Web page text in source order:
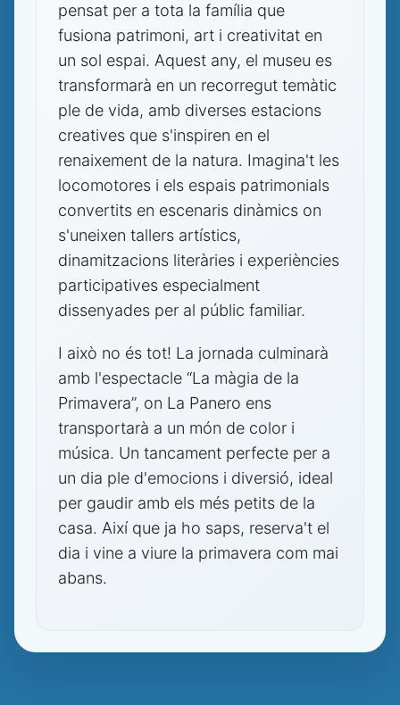
pensat per a tota la família que
fusiona patrimoni, art i creativitat en
un sol espai. Aquest any, el museu es
transformarà en un recorregut temàtic
ple de vida, amb diverses estacions
creatives que s'inspiren en el
renaixement de la natura. Imagina't les
locomotores i els espais patrimonials
convertits en escenaris dinàmics on
s'uneixen tallers artístics,
dinamitzacions literàries i experiències
participatives especialment
dissenyades per al públic familiar.
I això no és tot! La jornada culminarà
amb l'espectacle “La màgia de la
Primavera”, on La Panero ens
transportarà a un món de color i
música. Un tancament perfecte per a
un dia ple d'emocions i diversió, ideal
per gaudir amb els més petits de la
casa. Així que ja ho saps, reserva't el
dia i vine a viure la primavera com mai
abans.